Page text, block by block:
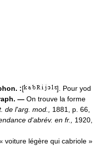
:[
]. Pour yod
— On trouve la forme
de l'arg. mod., 1881, p. 66,
d'abrév. en fr., 1920,
voiture légère qui cabriole »